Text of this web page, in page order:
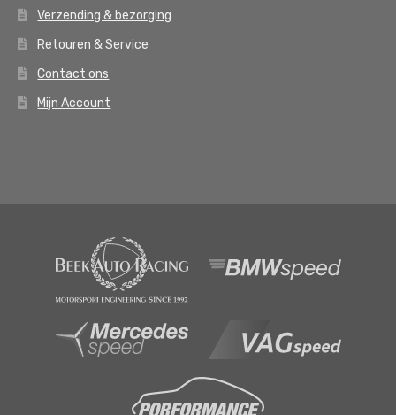
Verzending & bezorging
Retouren & Service
Contact ons
Mijn Account